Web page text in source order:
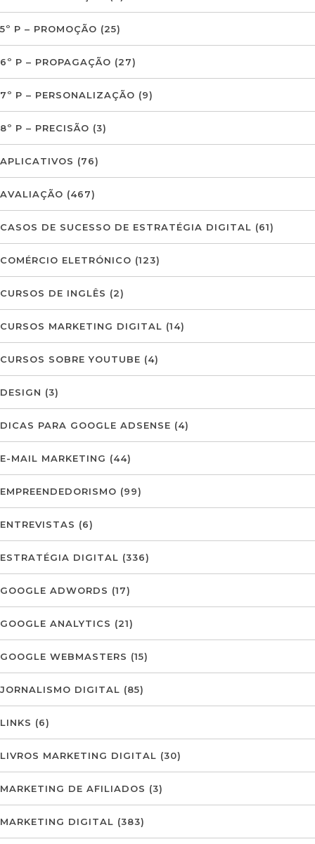
5º P – PROMOÇÃO (25)
6º P – PROPAGAÇÃO (27)
7º P – PERSONALIZAÇÃO (9)
8º P – PRECISÃO (3)
APLICATIVOS (76)
AVALIAÇÃO (467)
CASOS DE SUCESSO DE ESTRATÉGIA DIGITAL (61)
COMÉRCIO ELETRÓNICO (123)
CURSOS DE INGLÊS (2)
CURSOS MARKETING DIGITAL (14)
CURSOS SOBRE YOUTUBE (4)
DESIGN (3)
DICAS PARA GOOGLE ADSENSE (4)
E-MAIL MARKETING (44)
EMPREENDEDORISMO (99)
ENTREVISTAS (6)
ESTRATÉGIA DIGITAL (336)
GOOGLE ADWORDS (17)
GOOGLE ANALYTICS (21)
GOOGLE WEBMASTERS (15)
JORNALISMO DIGITAL (85)
LINKS (6)
LIVROS MARKETING DIGITAL (30)
MARKETING DE AFILIADOS (3)
MARKETING DIGITAL (383)